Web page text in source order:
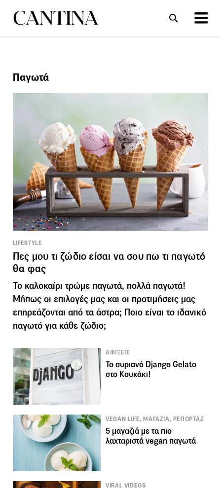
Παγωτά
LIFESTYLE
Πες μου τι ζώδιο είσαι να σου πω τι παγωτό
θα φας
Το καλοκαίρι τρώμε παγωτά, πολλά παγωτά!
Μήπως οι επιλογές μας και οι προτιμήσεις μας
επηρεάζονται από τα άστρα; Ποιο είναι το ιδανικό
παγωτό για κάθε ζώδιο;
ΑΦΙΞΕΙΣ
To συριανό Django Gelato
στο Κουκάκι!
VEGAN LIFE, ΜΑΓΑΖΙΑ, ΡΕΠΟΡΤΑΖ
5 μαγαζιά με τα πιο
λαχταριστά vegan παγωτά
VIRAL VIDEOS